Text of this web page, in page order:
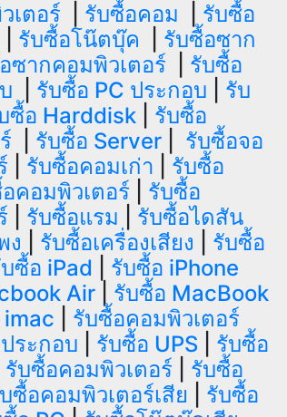
เตอร์ รับซื้อคอม
รับซื้อ
รับซื้อโน๊ตบุ๊ค
รับซื้อซาก
ซากคอมพิวเตอร์
รับซื้อ
รับซื้อ PC ประกอบ
รับ
ซื้อ Harddisk
รับซื้อ
รับซื้อ Server
รับซื้อจอ
รับซื้อคอมเก่า
รับซื้อ
คอมพิวเตอร์
รับซื้อ
รับซื้อแรม
รับซื้อไดสัน
ง รับซื้อเครื่องเสียง
รับซื้อ
ซื้อ iPad
รับซื้อ iPhone
Air
รับซื้อ MacBook
รับซื้อคอมพิวเตอร์
ระกอบ รับซื้อ UPS
รับซื้อ
รับซื้อคอมพิวเตอร์
รับซื้อ
ซื้อคอมพิวเตอร์เสีย
รับซื้อ